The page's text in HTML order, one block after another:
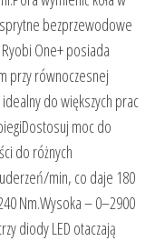
bezprzewodowe
One+ posiada
przy równoczesnej
do większych prac
moc do
do różnych
min, co daje 180
Nm.Wysoka – 0–2900
diody LED otaczają